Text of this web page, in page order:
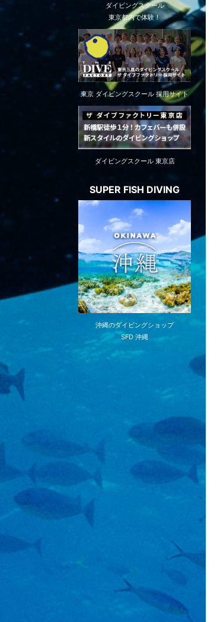
ダイビングスクール
東京都内で体験！
東京 ダイビングスクール 採用サイト
ダイビングスクール 東京店
SUPER FISH DIVING
沖縄のダイビングショップ
SFD 沖縄